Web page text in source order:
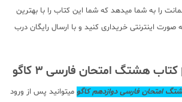
را به شما میدهد که شما این کتاب را با بهترین
صورت اینترنتی خریداری کنید و با ارسال رایگان درب
امتحان فارسی دوازدهم کاگو میتوانید پس از ورود